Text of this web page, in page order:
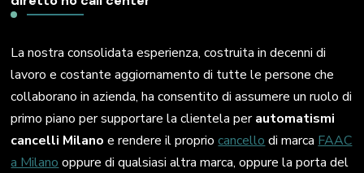
La nostra consolidata esperienza, costruita in decenni di
lavoro e costante aggiornamento di tutte le persone che
collaborano in azienda, ha consentito di assumere un ruolo di
primo piano per supportare la clientela perautomatismi
cancelli Milano e rendere il propriocancello di marca FAAC
a Milano oppure di qualsiasi altra marca, oppure la porta del